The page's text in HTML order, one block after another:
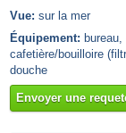
Vue: sur la mer
Équipement:
cafetière/bouilloire
douche
Envoyer une